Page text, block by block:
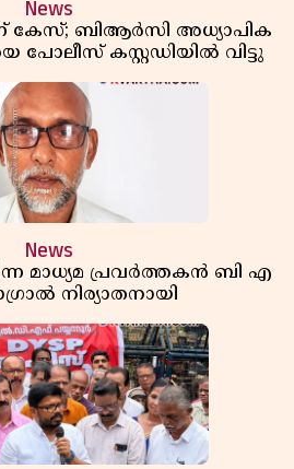
News
കേസ്; ബിആർസി അധ്യാപിക
പോലീസ് കസ്റ്റഡിയിൽ വിട്ടു
News
മാധ്യമ പ്രവർത്തകൻ ബി എ
നിര്യാതനായി